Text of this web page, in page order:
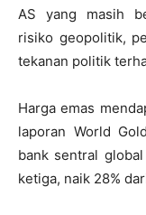
AS yang masih
risiko geopolitik,
tekanan politik
Harga emas
laporan World
bank sentral
ketiga, naik 28%